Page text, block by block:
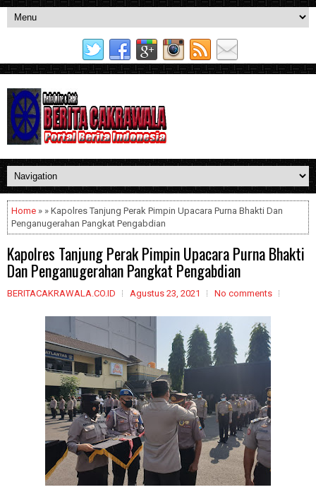
Home » » Kapolres Tanjung Perak Pimpin Upacara Purna Bhakti Dan
Penganugerahan Pangkat Pengabdian
Kapolres Tanjung Perak Pimpin Upacara Purna Bhakti
Dan Penganugerahan Pangkat Pengabdian
BERITACAKRAWALA.CO.ID Agustus 23, 2021 No comments